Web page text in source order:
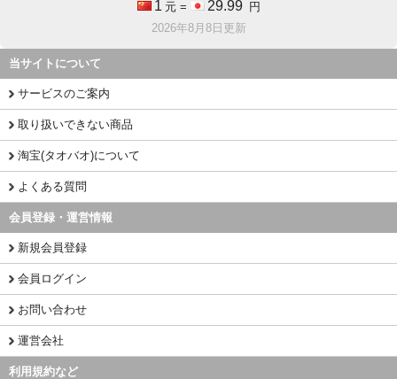
1 元 = 29.99
円
2026年8月8日更新
当サイトについて
サービスのご案内
取り扱いできない商品
淘宝(タオバオ)について
よくある質問
会員登録・運営情報
新規会員登録
会員ログイン
お問い合わせ
運営会社
利用規約など